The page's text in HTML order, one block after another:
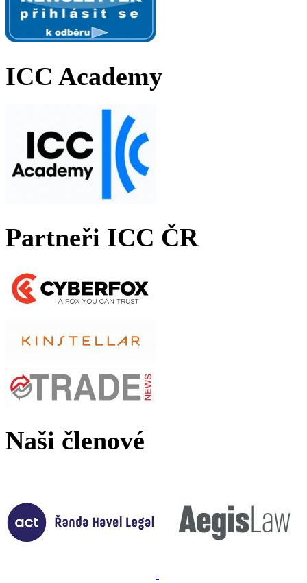
ICC Academy
Partneři ICC ČR
Naši členové